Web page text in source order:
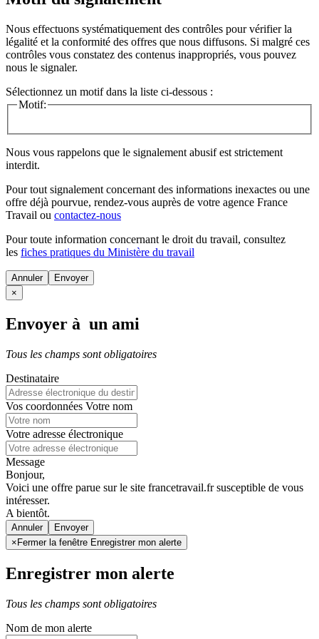
Nous effectuons systématiquement des contrôles pour vérifier la
légalité et la conformité des offres que nous diffusons. Si malgré ces
contrôles vous constatez des contenus inappropriés, vous pouvez
nous le signaler.
Sélectionnez un motif dans la liste ci-dessous :
Motif:
Nous vous rappelons que le signalement abusif est strictement
interdit.
Pour tout signalement concernant des informations inexactes ou une
offre déjà pourvue, rendez-vous auprès de votre agence France
Travail ou contactez-nous
Pour toute information concernant le droit du travail, consultez
les fiches pratiques du Ministère du travail
Annuler
×
Envoyer à un ami
Tous les champs sont obligatoires
Destinataire
Vos coordonnées Votre nom
Votre adresse électronique
Message
Bonjour,
Voici une offre parue sur le site francetravail.fr susceptible de vous
intéresser.
A bientôt.
Annuler
× Fermer la fenêtre Enregistrer mon alerte
Enregistrer mon alerte
Tous les champs sont obligatoires
Nom de mon alerte